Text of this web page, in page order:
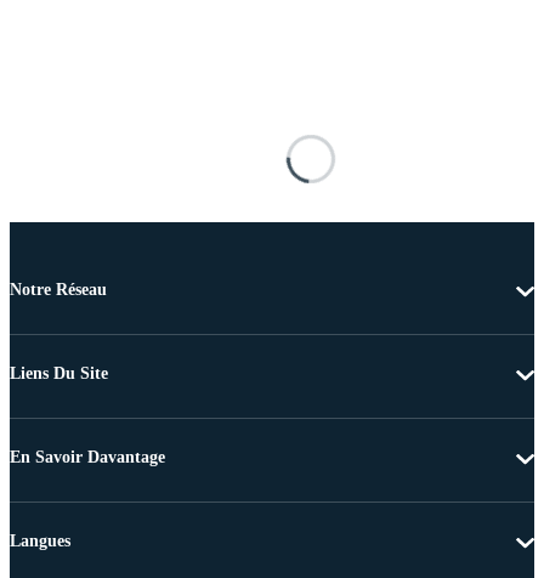
Notre Réseau
Liens Du Site
En Savoir Davantage
Langues